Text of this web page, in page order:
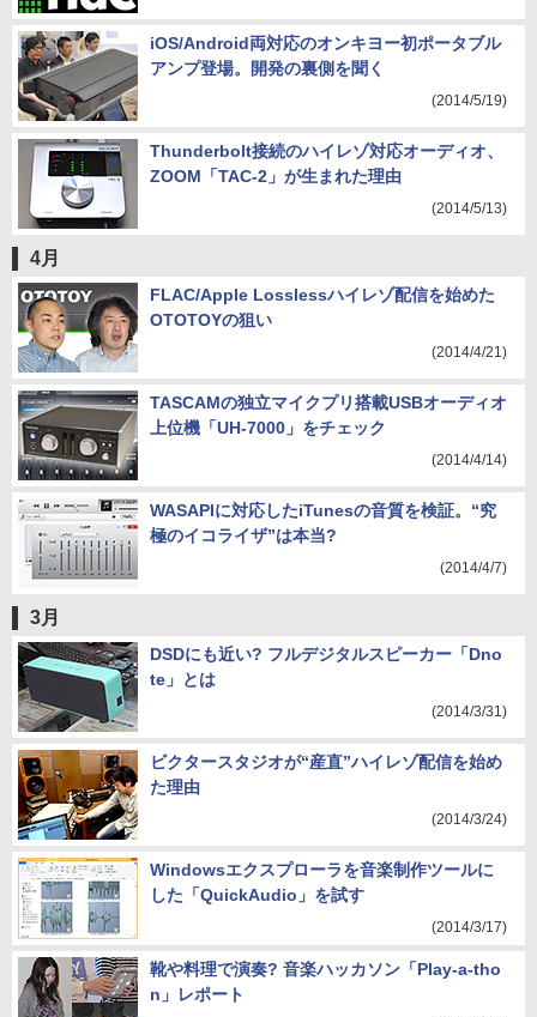
iOS/Android両対応のオンキヨー初ポータブル
アンプ登場。開発の裏側を聞く
(2014/5/19)
Thunderbolt接続のハイレゾ対応オーディオ、
ZOOM「TAC-2」が生まれた理由
(2014/5/13)
4月
FLAC/Apple Losslessハイレゾ配信を始めた
OTOTOYの狙い
(2014/4/21)
TASCAMの独立マイクプリ搭載USBオーディオ
上位機「UH-7000」をチェック
(2014/4/14)
WASAPIに対応したiTunesの音質を検証。“究
極のイコライザ”は本当?
(2014/4/7)
3月
DSDにも近い? フルデジタルスピーカー「Dno
te」とは
(2014/3/31)
ビクタースタジオが“産直”ハイレゾ配信を始め
た理由
(2014/3/24)
Windowsエクスプローラを音楽制作ツールに
した「QuickAudio」を試す
(2014/3/17)
靴や料理で演奏? 音楽ハッカソン「Play-a-tho
n」レポート